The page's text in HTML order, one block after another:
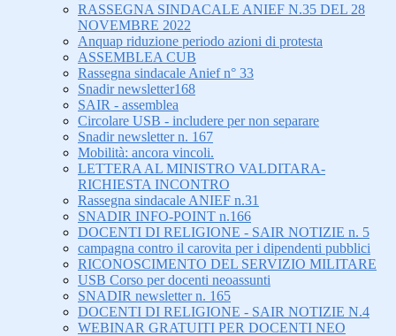
RASSEGNA SINDACALE ANIEF N.35 DEL 28
NOVEMBRE 2022
Anquap riduzione periodo azioni di protesta
ASSEMBLEA CUB
Rassegna sindacale Anief n° 33
Snadir newsletter168
SAIR - assemblea
Circolare USB - includere per non separare
Snadir newsletter n. 167
Mobilità: ancora vincoli.
LETTERA AL MINISTRO VALDITARA-
RICHIESTA INCONTRO
Rassegna sindacale ANIEF n.31
SNADIR INFO-POINT n.166
DOCENTI DI RELIGIONE - SAIR NOTIZIE n. 5
campagna contro il carovita per i dipendenti pubblici
RICONOSCIMENTO DEL SERVIZIO MILITARE
USB Corso per docenti neoassunti
SNADIR newsletter n. 165
DOCENTI DI RELIGIONE - SAIR NOTIZIE N.4
WEBINAR GRATUITI PER DOCENTI NEO